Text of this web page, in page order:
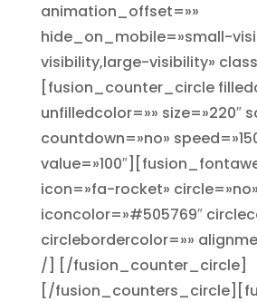
animation_offset=»»
hide_on_mobile=»small-
visibility,large-visibility»
[fusion_counter_circle
unfilledcolor=»» size=»220″
countdown=»no»
icon=»fa-rocket»
iconcolor=»#505769″
circlebordercolor=»»
/] [/fusion_counter_circle]
[/